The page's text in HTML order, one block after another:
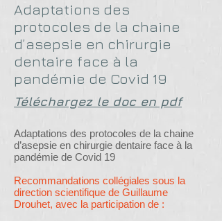
Adaptations des
protocoles de la chaine
d’asepsie en chirurgie
dentaire face à la
pandémie de Covid 19
Téléchargez le doc en pdf
Adaptations des protocoles de la chaine
d’asepsie en chirurgie dentaire face à la
pandémie de Covid 19
Recommandations collégiales sous la
direction scientifique de Guillaume
Drouhet, avec la participation de :